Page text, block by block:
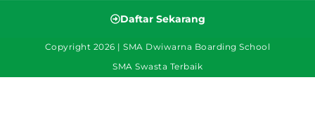
Daftar Sekarang
Copyright 2026 | SMA Dwiwarna Boarding School
SMA Swasta Terbaik